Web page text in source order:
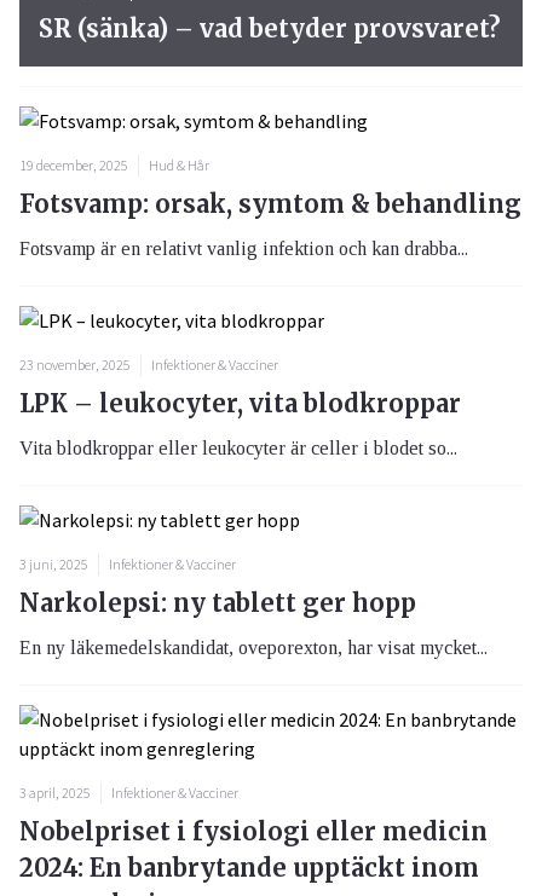
SR (sänka) – vad betyder provsvaret?
19 december, 2025 Hud & Hår
Fotsvamp: orsak, symtom & behandling
Fotsvamp är en relativt vanlig infektion och kan drabba...
23 november, 2025 Infektioner & Vacciner
LPK – leukocyter, vita blodkroppar
Vita blodkroppar eller leukocyter är celler i blodet so...
3 juni, 2025 Infektioner & Vacciner
Narkolepsi: ny tablett ger hopp
En ny läkemedelskandidat, oveporexton, har visat mycket...
3 april, 2025 Infektioner & Vacciner
Nobelpriset i fysiologi eller medicin
2024: En banbrytande upptäckt inom